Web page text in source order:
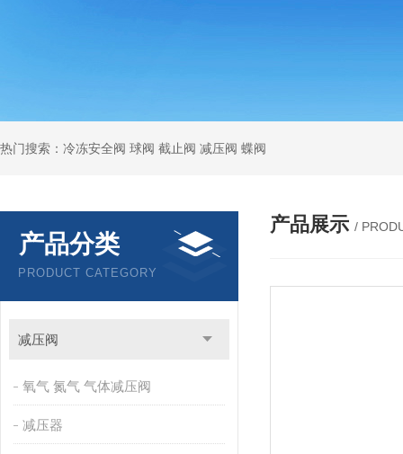
热门搜索：冷冻安全阀 球阀 截止阀 减压阀 蝶阀
产品分类
PRODUCT CATEGORY
减压阀
氧气 氮气 气体减压阀
减压器
产品展示 /